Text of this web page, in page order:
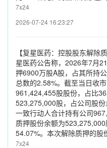
7x24
2026-07-24 16:23:27
【复星医药：控股股东解除
星医药公告称，2026年7月
押6900万股A股，占其所持
总数的2.58%。截至当日收
961,424,455股股份，占比
523,275,000股，占公司股
一致行动人合计持有公司
质押股份余额为
54.07%。本次解除质押的股
7x24